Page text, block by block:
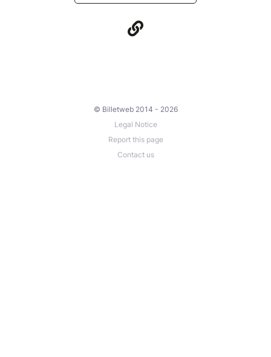
© Billetweb 2014 - 2026
Legal Notice
Report this page
Contact us